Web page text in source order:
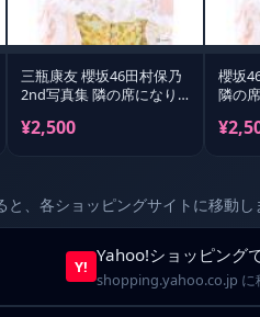
三瓶康友 櫻坂46田村保乃
2nd写真集 隣の席になり
¥2,500
櫻坂
隣の
と、各ショッピングサイトに移動し
Y!
Yahoo!ショッピング
shopping.yahoo.co.jp に